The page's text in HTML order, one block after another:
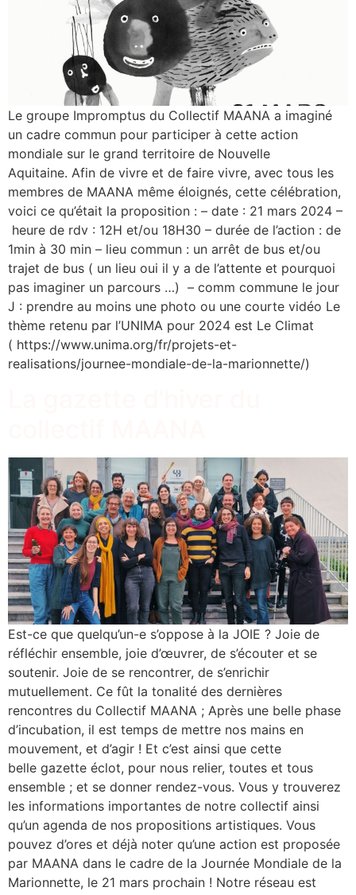
Le groupe Impromptus du Collectif MAANA a imaginé
un cadre commun pour participer à cette action
mondiale sur le grand territoire de Nouvelle
Aquitaine. Afin de vivre et de faire vivre, avec tous les
membres de MAANA même éloignés, cette célébration,
voici ce qu’était la proposition : – date : 21 mars 2024 –
heure de rdv : 12H et/ou 18H30 – durée de l’action : de
1min à 30 min – lieu commun : un arrêt de bus et/ou
trajet de bus ( un lieu oui il y a de l’attente et pourquoi
pas imaginer un parcours …) – comm commune le jour
J : prendre au moins une photo ou une courte vidéo Le
thème retenu par l’UNIMA pour 2024 est Le Climat
( https://www.unima.org/fr/projets-et-
realisations/journee-mondiale-de-la-marionnette/)
Est-ce que quelqu’un-e s’oppose à la JOIE ? Joie de
réfléchir ensemble, joie d’œuvrer, de s’écouter et se
soutenir. Joie de se rencontrer, de s’enrichir
mutuellement. Ce fût la tonalité des dernières
rencontres du Collectif MAANA ; Après une belle phase
d’incubation, il est temps de mettre nos mains en
mouvement, et d’agir ! Et c’est ainsi que cette
belle gazette éclot, pour nous relier, toutes et tous
ensemble ; et se donner rendez-vous. Vous y trouverez
les informations importantes de notre collectif ainsi
qu’un agenda de nos propositions artistiques. Vous
pouvez d’ores et déjà noter qu’une action est proposée
par MAANA dans le cadre de la Journée Mondiale de la
Marionnette, le 21 mars prochain ! Notre réseau est